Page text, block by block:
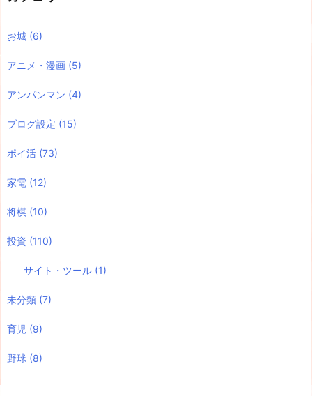
お城 (6)
アニメ・漫画 (5)
アンパンマン (4)
ブログ設定 (15)
ポイ活 (73)
家電 (12)
将棋 (10)
投資 (110)
サイト・ツール (1)
未分類 (7)
育児 (9)
野球 (8)